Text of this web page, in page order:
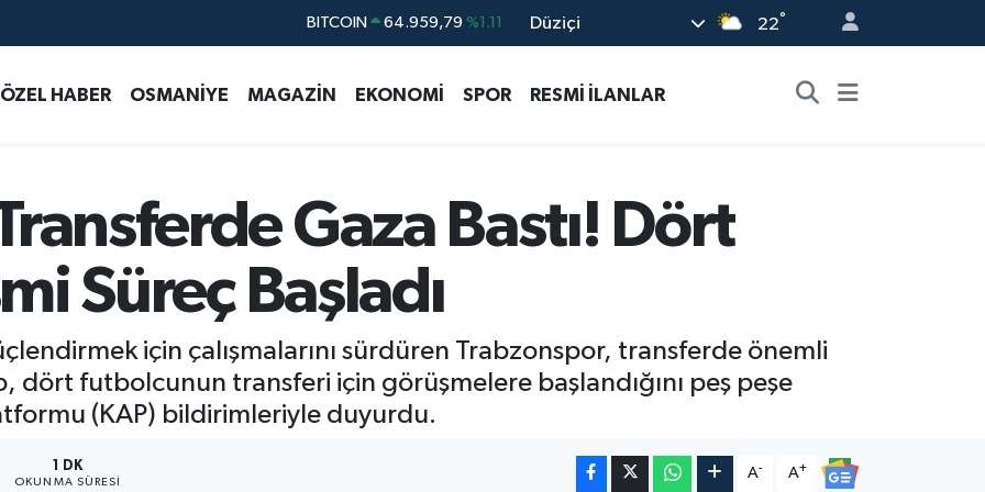
DOLAR 47,7436 %0.18
STERLİN 64,4811 %0.38
BITCOIN 64.959,79 %1.11
Düziçi 22°
ÖZEL HABER OSMANİYE MAGAZİN EKONOMİ SPOR RESMİ İLANLAR
Gaza Bastı! Dört
Süreç Başladı
için çalışmalarını sürdüren Trabzonspor, transferde önemli
dört futbolcunun transferi için görüşmelere başlandığını peş peşe
(KAP) bildirimleriyle duyurdu.
1 DK
OKUNMA SÜRESI
A- A+